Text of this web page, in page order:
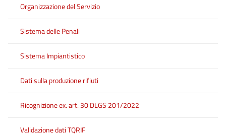
Organizzazione del Servizio
Sistema delle Penali
Sistema Impiantistico
Dati sulla produzione rifiuti
Ricognizione ex. art. 30 DLGS 201/2022
Validazione dati TQRIF